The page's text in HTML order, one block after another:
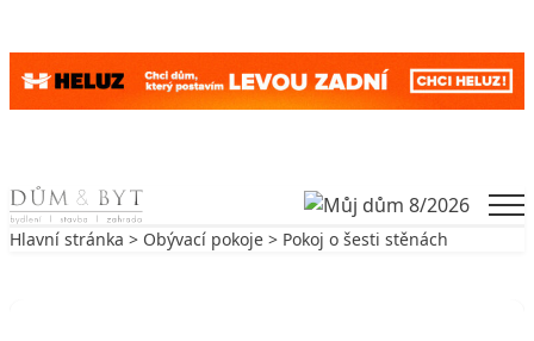
Skip to content
Hlavní stránka > Obývací pokoje > Pokoj o šesti stěnách